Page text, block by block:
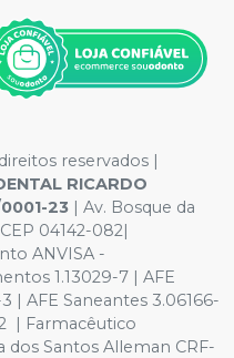
reservados |
RICARDO
23 | Av. Bosque da
04142-082|
ANVISA -
1.13029-7 | AFE
| AFE Saneantes 3.06166-
| Farmacêutico
dos Santos Alleman CRF-